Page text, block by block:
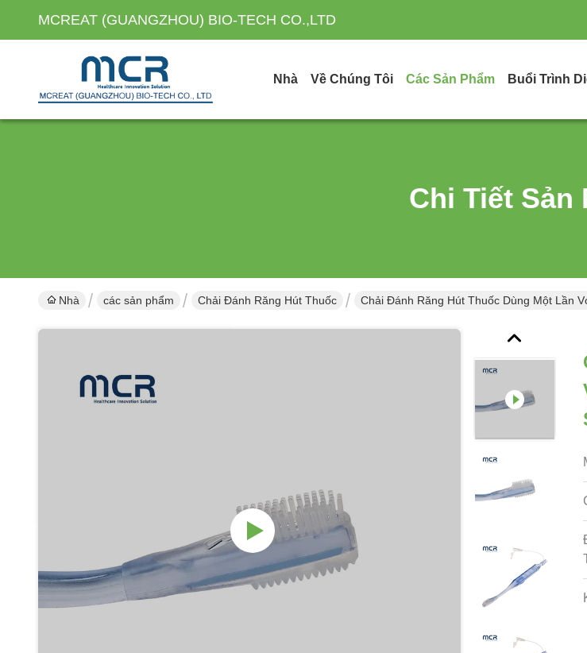
MCREAT (GUANGZHOU) BIO-TECH CO.,LTD
Nhà Về Chúng Tôi Các Sản Phẩm Buổi Trình
Chi Tiết Sản
Nhà các sản phẩm Chải Đánh Răng Hút Thuốc Chải Đánh Răng Hút Thuốc Dùng Một Lần